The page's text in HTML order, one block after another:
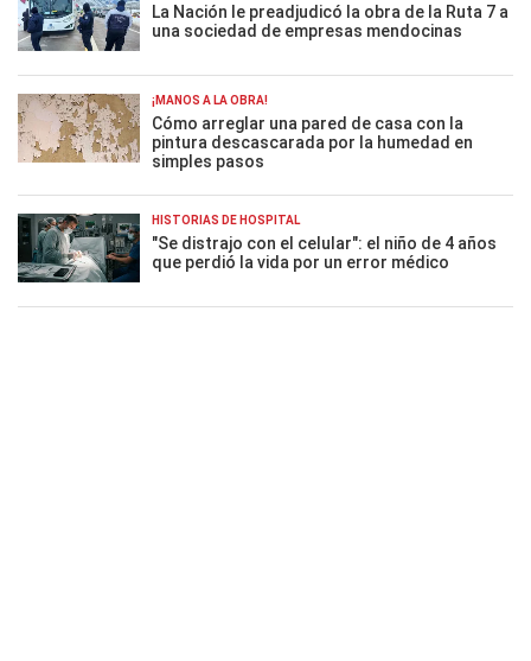
La Nación le preadjudicó la obra de la Ruta 7 a
una sociedad de empresas mendocinas
¡MANOS A LA OBRA!
Cómo arreglar una pared de casa con la
pintura descascarada por la humedad en
simples pasos
HISTORIAS DE HOSPITAL
"Se distrajo con el celular": el niño de 4 años
que perdió la vida por un error médico